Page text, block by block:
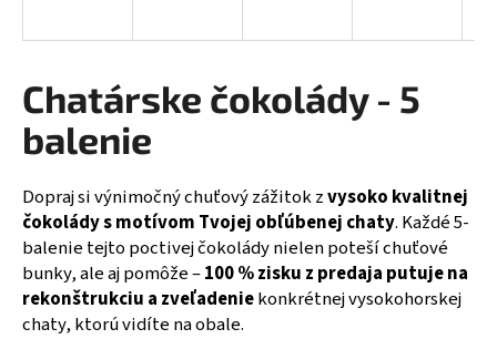
Chatárske čokolády - 5
balenie
Dopraj si výnimočný chuťový zážitok zvysoko kvalitnej
čokolády s motívom Tvojej obľúbenej chaty. Každé 5-
balenie tejto poctivej čokolády nielen poteší chuťové
bunky, ale aj pomôže –100 % zisku z predaja putuje na
rekonštrukciu a zveľadeniekonkrétnej vysokohorskej
chaty, ktorú vidíte na obale.
s
ť
?
HĽADAŤ